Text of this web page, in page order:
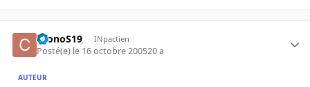
CronoS19 INpactien
Posté(e) le 16 octobre 200520 a
AUTEUR